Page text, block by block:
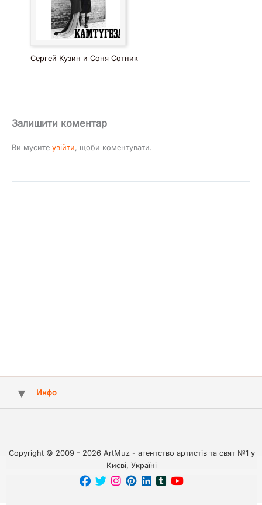
Сергей Кузин и Соня Сотник
Залишити коментар
Ви мусите увійти, щоби коментувати.
Инфо
Copyright © 2009 - 2026 ArtMuz - агентство артистів та свят №1 у
Києві, Україні